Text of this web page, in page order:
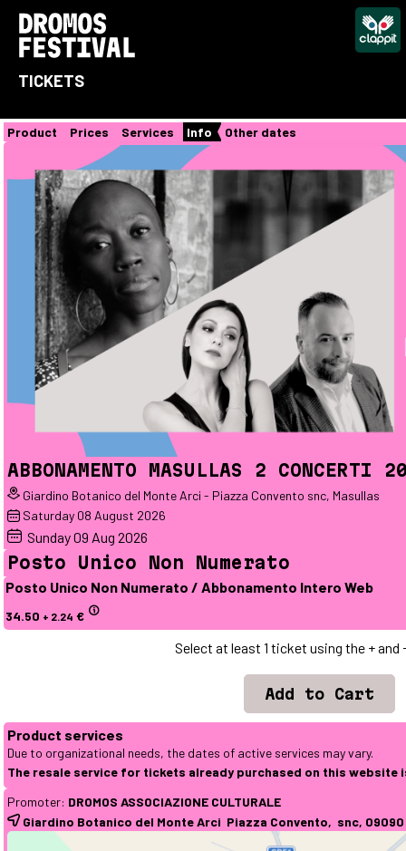
TICKETS
Product Prices Services Info Other dates
ABBONAMENTO MASULLAS 2 CONCERTI
Giardino Botanico del Monte Arci - Piazza Convento snc, Masullas
Saturday 08 August 2026
Sunday09 Aug 2026
Posto Unico Non Numerato
Posto Unico Non Numerato / Abbonamento Intero Web
34.50 + 2.24 €
Select at least 1 ticket using the + and
Product services
Due to organizational needs, the dates of active services may vary.
The resale service for tickets already purchased on this website
Promoter: DROMOS ASSOCIAZIONE CULTURALE
Giardino Botanico del Monte Arci Piazza Convento, snc, 09090